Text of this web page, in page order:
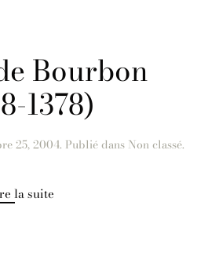
Bourbon
1378)
25, 2004. Publié dans Non classé.
la suite